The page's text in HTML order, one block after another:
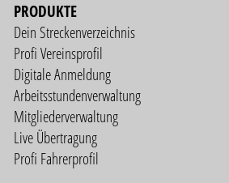
PRODUKTE
Dein Streckenverzeichnis
Profi Vereinsprofil
Digitale Anmeldung
Arbeitsstundenverwaltung
Mitgliederverwaltung
Live Übertragung
Profi Fahrerprofil